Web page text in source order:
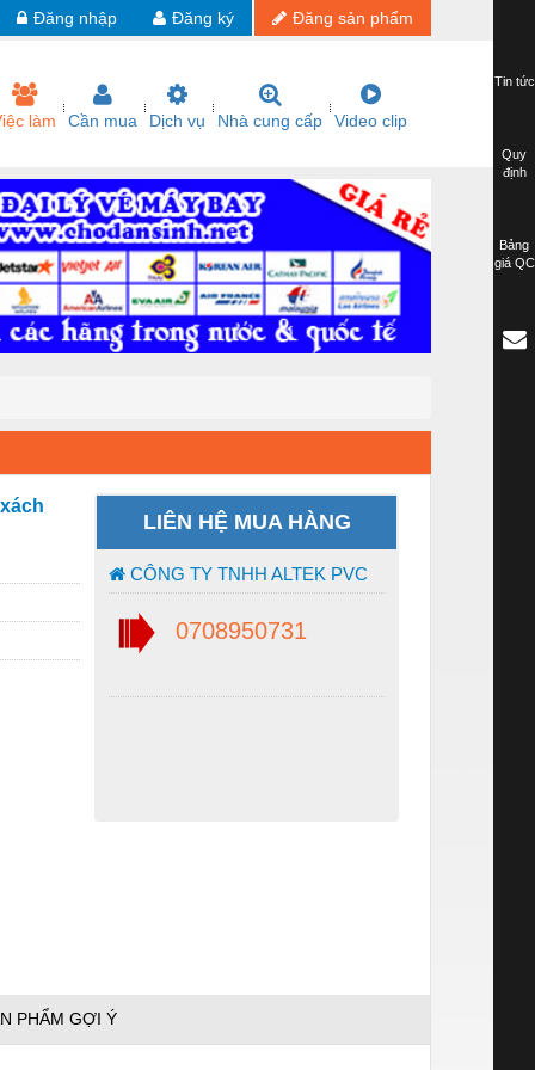
Đăng sản phẩm
Đăng ký
Đăng nhập
làm Cần mua Dịch vụ Nhà cung cấp Video clip
LIÊN HỆ MUA HÀNG
CÔNG TY TNHH ALTEK PVC
0708950731
PHẨM GỢI Ý
Tin tức
Quy
định
Bảng
giá QC